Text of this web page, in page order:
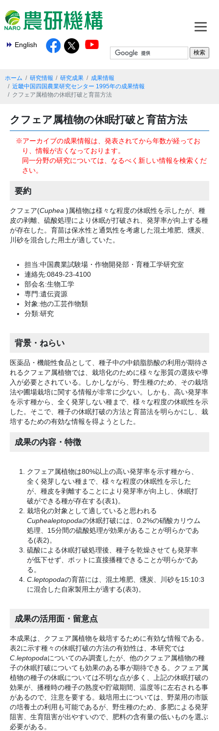
English
ホーム 研究情報 研究成果
成果情報
近畿中国四国農業研究センター 1995年の成果情報
クフェア属植物の休眠打破と育苗方法
クフェア属植物の休眠打破と育苗方法
※アーカイブの成果情報は、発表されてから年数が経ってお
り、情報が古くなっております。
同一分野の研究については、なるべく新しい情報を検索くだ
さい。
要約
クフェア(Cuphea )属植物は様々な程度の休眠性を示したが、種
皮の剥離、硫酸処理により休眠が打破され、発芽率が向上する種
が存在した。育苗は保水性と通気性を考慮した混土堆肥、燻炭、
川砂を混合した用土が適していた。
担当:中国農業試験場・作物開発部・育種工学研究室
連絡先:0849-23-4100
部会名:生物工学
専門:遺伝資源
対象:他の工芸作物類
分類:研究
背景・ねらい
医薬品・機能性食品として、種子中の中鎖脂肪酸の利用が期待さ
れるクフェア属植物では、栽培化のために様々な形質の選抜や導
入が必要とされている。しかしながら、野生種のため、その栽培
法や圃場栽培に関する情報が非常に少ない。しかも、高い発芽率
を示す種から、全く発芽しない種まで、様々な程度の休眠性を示
した。そこで、種子の休眠打破の方法と育苗法を明らかにし、栽
培するための有効な情報を得ようとした。
成果の内容・特徴
クフェア属植物は80%以上の高い発芽率を示す種から、
全く発芽しない種まで、様々な程度の休眠性を示した
が、種皮を剥離することにより発芽率が向上し、休眠打
破ができる種が存在する(表1)。
栽培化の対象として適していると思われる
Cuphealeptopodaの休眠打破には、0.2%の硝酸カリウム
処理、15分間の硫酸処理が効果があることが明らかであ
る(表2)。
硫酸による休眠打破処理後、種子を乾燥させても発芽率
が低下せず、ポットに直接播種できることが明らかであ
る。
C.leptopodaの育苗には、混土堆肥、燻炭、川砂を15:10:3
に混合した自家製用土が適する(表3)。
成果の活用面・留意点
本成果は、クフェア属植物を栽培するために有効な情報である。
表2に示す種々の休眠打破の方法の有効性は、本研究では
C.leptopodaについてのみ調査したが、他のクフェア属植物の種
子の休眠打破についても効果のある事が期待できる。クフェア属
植物の種子の休眠については不明な点が多く、上記の休眠打破の
効果が、播種時の種子の熟度や貯蔵期間、温度等に左右される事
があるので、注意を要する。栽培用土については、野菜用の市販
の培養土の利用も可能であるが、野生種のため、多肥による発芽
阻害、生育阻害が出やすいので、肥料の含有量の低いものを選ぶ
必要がある。